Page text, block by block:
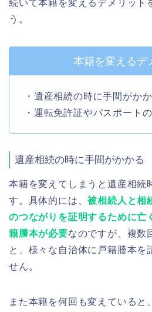
続いて本籍を変えるデメリット
う。
本籍を変えるデ
・遺産相続の時に手間がか
・運転免許証やパスポート
遺産相続の時に手間がかかる
本籍を変えてしまうと遺産相続
す。具体的には、被相続人と相
のつながりを証明するために亡
籍謄本が必要なのですが、複数
と、様々な自治体に戸籍謄本を
せん。
また本籍を何回も変えていると